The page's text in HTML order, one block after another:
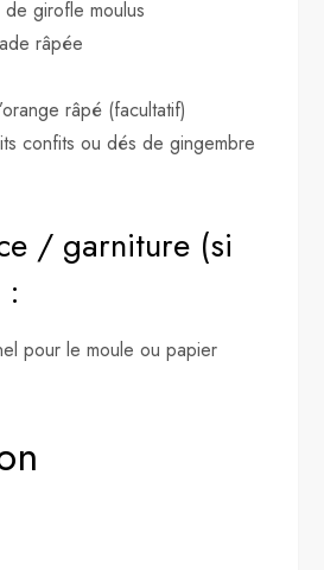
girofle moulus
râpée
râpé (facultatif)
confits ou dés de gingembre
/ garniture (si
:
pour le moule ou papier